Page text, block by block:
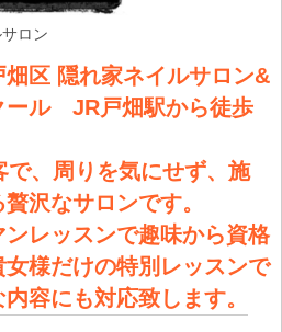
ロン
畑区 隠れ家ネイルサロン&
ール JR戸畑駅から徒歩
で、周りを気にせず、施
沢なサロンです。
ンレッスンで趣味から資格
女様だけの特別レッスンで
容にも対応致します。